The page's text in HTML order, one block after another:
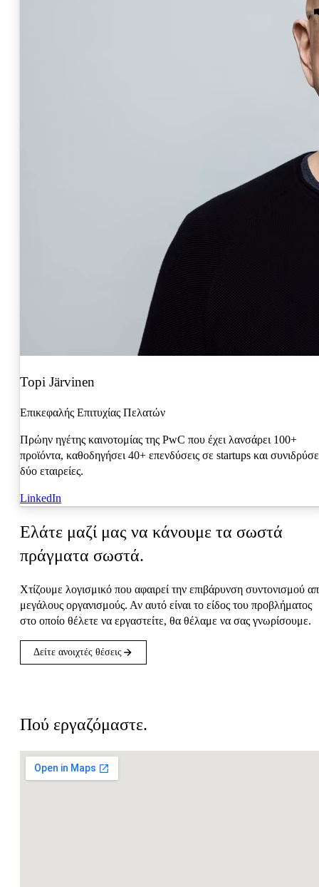
Topi Järvinen
Επικεφαλής Επιτυχίας Πελατών
Πρώην ηγέτης καινοτομίας της PwC που έχει λανσάρει 100+
προϊόντα, καθοδηγήσει 40+ επενδύσεις σε startups και
δύο εταιρείες.
LinkedIn
Ελάτε μαζί μας να κάνουμε τα σωστά
πράγματα σωστά.
Χτίζουμε λογισμικό που αφαιρεί την επιβάρυνση συντονισμού
μεγάλους οργανισμούς. Αν αυτό είναι το είδος του προβλήματος
στο οποίο θέλετε να εργαστείτε, θα θέλαμε να σας γνωρίσουμε.
Δείτε ανοιχτές θέσεις
Πού εργαζόμαστε.